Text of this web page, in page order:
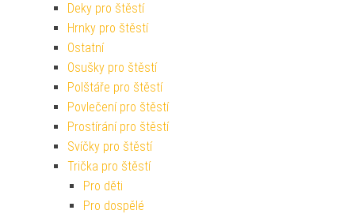
Deky pro štěstí
Hrnky pro štěstí
Ostatní
Osušky pro štěstí
Polštáře pro štěstí
Povlečení pro štěstí
Prostírání pro štěstí
Svíčky pro štěstí
Trička pro štěstí
Pro děti
Pro dospělé